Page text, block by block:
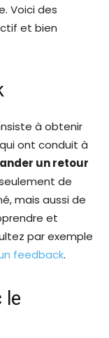
Voici des
et bien
à obtenir
ont conduit à
un retour
de
mais aussi de
et
par exemple
feedback.
le